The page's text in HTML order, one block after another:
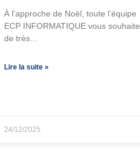
À l’approche de Noël, toute l’équipe
ECP INFORMATIQUE vous souhaite
de très
Lire la suite »
24/12/2025